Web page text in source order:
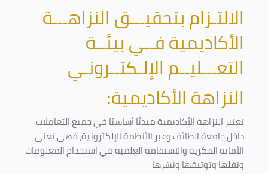
الالتـزام بتحقيـــق النزاهـــة
الأكاديمية فــي بيئــة
التعـــليــم الإلـكتــرونـي
النزاهة الأكاديمية:
تعتبر النزاهة الأكاديمية مبدئا أساسيًا في جميع التعاملات
داخل جامعة الطائف وعبر الأنظمة الإلكترونية، فهي تعني
الأمانة الفكرية والاستقامة العلمية في استخدام المعلومات
ونقلها وتوثيقها ونشرها